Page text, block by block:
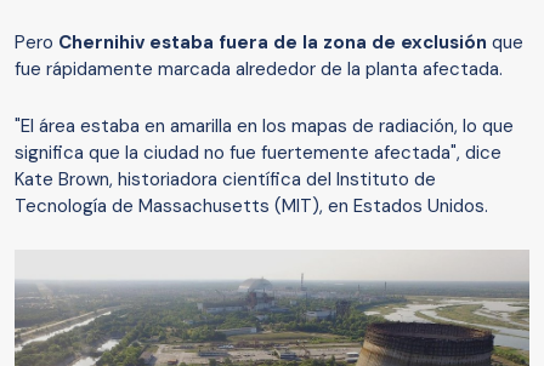
Pero Chernihiv estaba fuera de la zona de exclusión que
fue rápidamente marcada alrededor de la planta afectada.
"El área estaba en amarilla en los mapas de radiación, lo que
significa que la ciudad no fue fuertemente afectada", dice
Kate Brown, historiadora científica del Instituto de
Tecnología de Massachusetts (MIT), en Estados Unidos.